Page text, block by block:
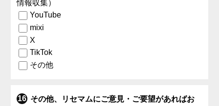
情報収集）
YouTube
mixi
X
TikTok
その他
その他、リセマムにご意見・ご要望があればお